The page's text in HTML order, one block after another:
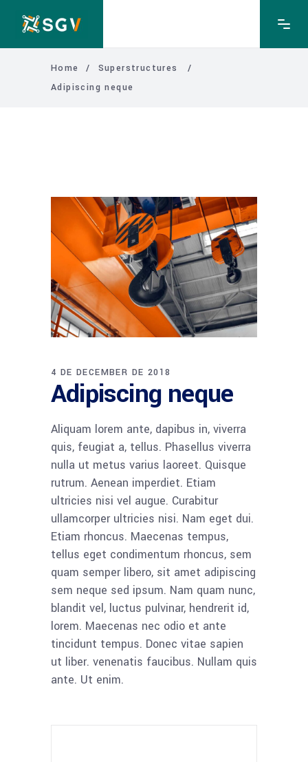
Home / Superstructures
/
Adipiscing neque
4 DE DECEMBER DE 2018
Adipiscing neque
Aliquam lorem ante, dapibus in, viverra
quis, feugiat a, tellus. Phasellus viverra
nulla ut metus varius laoreet. Quisque
rutrum. Aenean imperdiet. Etiam
ultricies nisi vel augue. Curabitur
ullamcorper ultricies nisi. Nam eget dui.
Etiam rhoncus. Maecenas tempus,
tellus eget condimentum rhoncus, sem
quam semper libero, sit amet adipiscing
sem neque sed ipsum. Nam quam nunc,
blandit vel, luctus pulvinar, hendrerit id,
lorem. Maecenas nec odio et ante
tincidunt tempus. Donec vitae sapien
ut liber. venenatis faucibus. Nullam quis
ante. Ut enim.